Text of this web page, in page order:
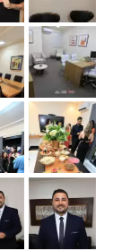
&nbsp;
&nbsp;
&nbsp;